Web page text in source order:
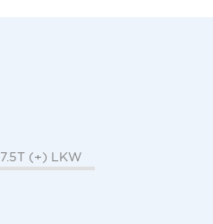
7.5T (+) LKW